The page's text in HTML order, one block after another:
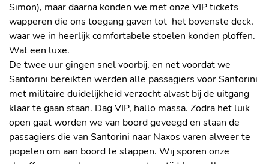
Simon), maar daarna konden we met onze VIP tickets
wapperen die ons toegang gaven tot het bovenste deck,
waar we in heerlijk comfortabele stoelen konden ploffen.
Wat een luxe.
De twee uur gingen snel voorbij, en net voordat we
Santorini bereikten werden alle passagiers voor Santorini
met militaire duidelijkheid verzocht alvast bij de uitgang
klaar te gaan staan. Dag VIP, hallo massa. Zodra het luik
open gaat worden we van boord geveegd en staan de
passagiers die van Santorini naar Naxos varen alweer te
popelen om aan boord te stappen. Wij sporen onze